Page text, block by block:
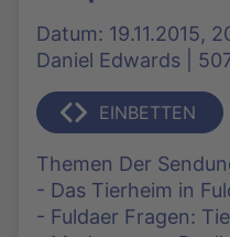
Datum: 19.11.2015,
Daniel Edwards |
EINBETTEN
Themen Der
- Das Tierheim in
- Fuldaer Fragen: